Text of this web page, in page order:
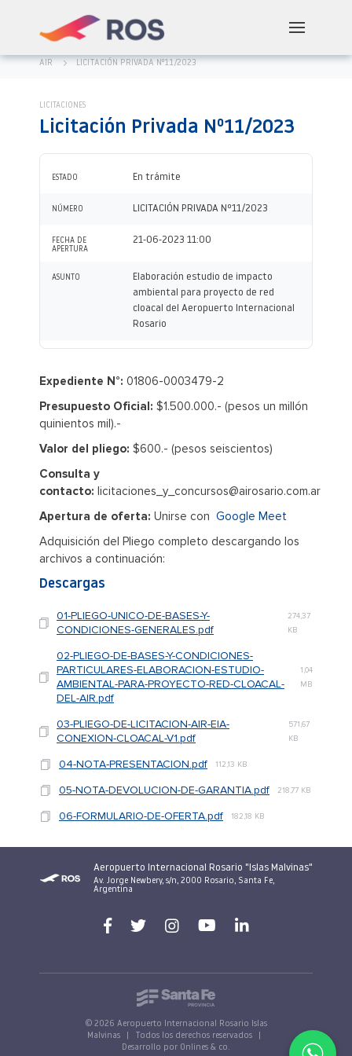
AIR LICITACIÓN PRIVADA Nº11/2023
LICITACIONES
Licitación Privada Nº11/2023
ESTADO En trámite
NÚMERO LICITACIÓN PRIVADA Nº11/2023
FECHA DE
APERTURA
21-06-2023 11:00
ASUNTO
Elaboración estudio de impacto
ambiental para proyecto de red
cloacal del Aeropuerto Internacional
Rosario
Expediente N°: 01806-0003479-2
Presupuesto Oficial: $1.500.000.- (pesos un millón
quinientos mil).-
Valor del pliego: $600.- (pesos seiscientos)
Consulta y
contacto: licitaciones_y_concursos@airosario.com.ar
Apertura de oferta: Unirse con Google Meet
Adquisición del Pliego completo descargando los
archivos a continuación:
Descargas
01-PLIEGO-UNICO-DE-BASES-Y-
CONDICIONES-GENERALES.pdf
274,37
KB
02-PLIEGO-DE-BASES-Y-CONDICIONES-
PARTICULARES-ELABORACION-ESTUDIO-
AMBIENTAL-PARA-PROYECTO-RED-CLOACAL-
DEL-AIR.pdf
1,04
MB
03-PLIEGO-DE-LICITACION-AIR-EIA-
CONEXION-CLOACAL-V1.pdf
571,67
KB
04-NOTA-PRESENTACION.pdf 112,13 KB
05-NOTA-DEVOLUCION-DE-GARANTIA.pdf 218,77 KB
06-FORMULARIO-DE-OFERTA.pdf 182,18 KB
Aeropuerto Internacional Rosario "Islas Malvinas"
Av. Jorge Newbery, s/n, 2000 Rosario, Santa Fe,
Argentina
© 2026 Aeropuerto Internacional Rosario Islas
Malvinas
Todos los derechos reservados
Desarrollo por Onlines & co.